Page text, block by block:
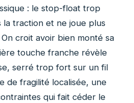
: le stop-float trop
la traction et ne joue plus
croit avoir bien monté sa
touche franche révèle
serré trop fort sur un fil
de fragilité localisée, une
qui fait céder le